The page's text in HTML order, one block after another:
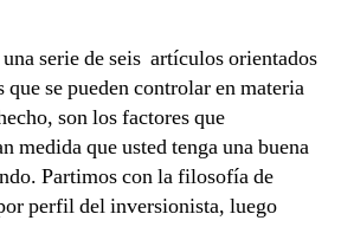
serie de seis artículos orientados
que se pueden controlar en materia
son los factores que
medida que usted tenga una buena
Partimos con la filosofía de
perfil del inversionista, luego